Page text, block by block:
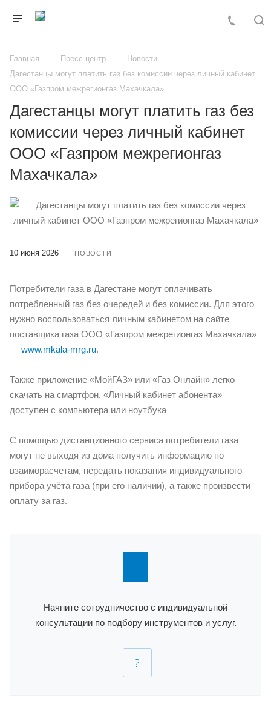
Главная Пресс-центр
Новости
Дагестанцы могут платить газ без комиссии через личный кабинет
ООО «Газпром межрегионгаз Махачкала»
Дагестанцы могут платить газ без
комиссии через личный кабинет
ООО «Газпром межрегионгаз
Махачкала»
10 июня 2026 НОВОСТИ
Потребители газа в Дагестане могут оплачивать
потребленный газ без очередей и без комиссии. Для этого
нужно воспользоваться личным кабинетом на сайте
поставщика газа ООО «Газпром межрегионгаз Махачкала»
— www.mkala-mrg.ru.
Также приложение «МойГАЗ» или «Газ Онлайн» легко
скачать на смартфон. «Личный кабинет абонента»
доступен с компьютера или ноутбука
С помощью дистанционного сервиса потребители газа
могут не выходя из дома получить информацию по
взаиморасчетам, передать показания индивидуального
прибора учёта газа (при его наличии), а также произвести
оплату за газ.
Начните сотрудничество с индивидуальной
консультации по подбору инструментов и услуг.